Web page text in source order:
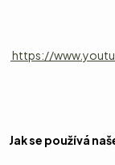
https://
Jak se používá